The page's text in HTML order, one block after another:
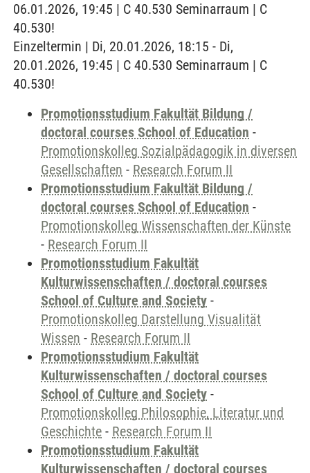
06.01.2026, 19:45 | C 40.530 Seminarraum | C
40.530!
Einzeltermin | Di, 20.01.2026, 18:15 - Di,
20.01.2026, 19:45 | C 40.530 Seminarraum | C
40.530!
Promotionsstudium Fakultät Bildung /
doctoral courses School of Education -
Promotionskolleg Sozialpädagogik in diversen
Gesellschaften - Research Forum II
Promotionsstudium Fakultät Bildung /
doctoral courses School of Education -
Promotionskolleg Wissenschaften der Künste
- Research Forum II
Promotionsstudium Fakultät
Kulturwissenschaften / doctoral courses
School of Culture and Society -
Promotionskolleg Darstellung Visualität
Wissen - Research Forum II
Promotionsstudium Fakultät
Kulturwissenschaften / doctoral courses
School of Culture and Society -
Promotionskolleg Philosophie, Literatur und
Geschichte - Research Forum II
Promotionsstudium Fakultät
Kulturwissenschaften / doctoral courses